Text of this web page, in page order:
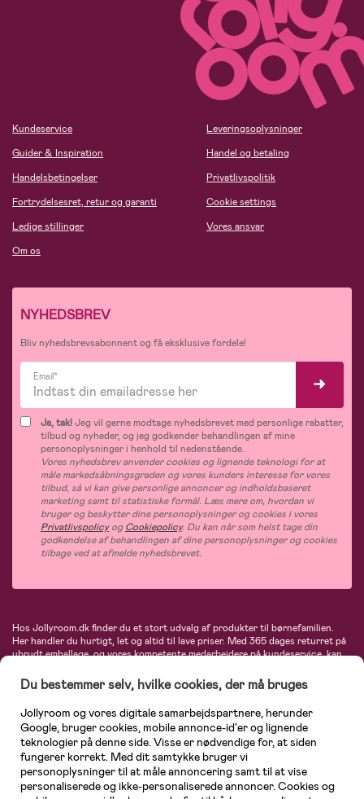
Kundeservice
Guider & Inspiration
Handelsbetingelser
Fortrydelsesret, retur og garanti
Ledige stillinger
Om os
Leveringsoplysninger
Handel og betaling
Privatlivspolitik
Cookie settings
Vores ansvar
NYHEDSBREV
Bliv nyhedsbrevsabonnent og få eksklusive fordele!
Email*
Ja, tak!Jeg vil gerne modtage nyhedsbrevet med personlige rabatter,
tilbud og nyheder, og jeg godkender behandlingen af mine
personoplysninger i henhold til nedenstående.
Vores nyhedsbrev anvender cookies og lignende teknologi for at
måle markedsåbningsgraden og vores kunders interesse for vores
tilbud, så vi kan give personlige annoncer og indholdsbaseret
marketing samt til statistiske formål. Læs mere om, hvordan vi
bruger og beskytter dine personoplysninger og cookies i vores
PrivatlivspolicyogCookiepolicy. Du kan når som helst tage din
godkendelse af behandlingen af dine personoplysninger og cookies
tilbage ved at afmelde nyhedsbrevet.
Hos Jollyroom.dk finder du et stort udvalg af produkter til børnefamilien.
Her handler du hurtigt, let og altid til lave priser. Med 365 dages returret på
ubrudt emballage, og vores kompetente medarbejdere på kundeservice, kan
barnevogne, autostole, børne- og babytøj, produkter til gravide og ammende
mødre, indretning og inspiration, legetøj, babyudstyr og meget mere. Vi
tilbyder produkter fra velkendte varemærker som Britax, Maxi-Cosi, Baby
Jogger, BabyBjörn, Didriksons, KidKraft, Ergobaby, Phillips Avent, Neonate,
Cybex, LEGO og mange flere. Kort sagt - et kæmpe sortiment venter på dig!
Du bestemmer selv, hvilke cookies, der må bruges
Jollyroom og vores digitale samarbejdspartnere, herunder
Google, bruger cookies, mobile annonce-id'er og lignende
teknologier på denne side. Visse er nødvendige for, at siden
fungerer korrekt. Med dit samtykke bruger vi
personoplysninger til at måle annoncering samt til at vise
personaliserede og ikke-personaliserede annoncer. Cookies og